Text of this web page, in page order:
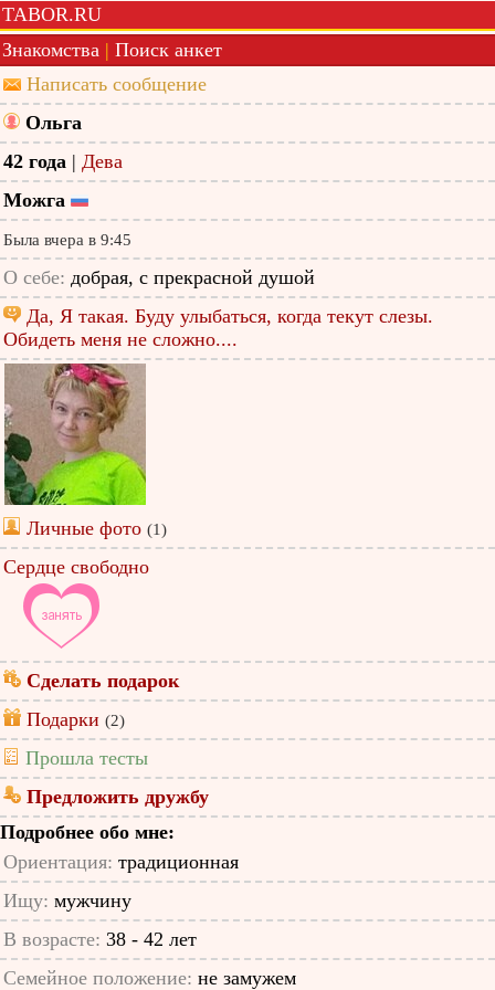
TABOR.RU
Знакомства | Поиск анкет
Написать сообщение
Ольга
42 года | Дева
Можга
Была вчера в 9:45
О себе: добрая, с прекрасной душой
Да, Я такая. Буду улыбаться, когда текут слезы.
Обидеть меня не сложно....
Личные фото (1)
Сердце свободно
Сделать подарок
Подарки (2)
Прошла тесты
Предложить дружбу
Подробнее обо мне:
Ориентация: традиционная
Ищу: мужчину
В возрасте: 38 - 42 лет
Семейное положение: не замужем